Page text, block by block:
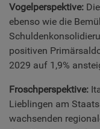
Vogelperspektive:
ebenso wie die
positiven
2029 auf 1,9%
Froschperspektive:
Lieblingen am
wachsenden